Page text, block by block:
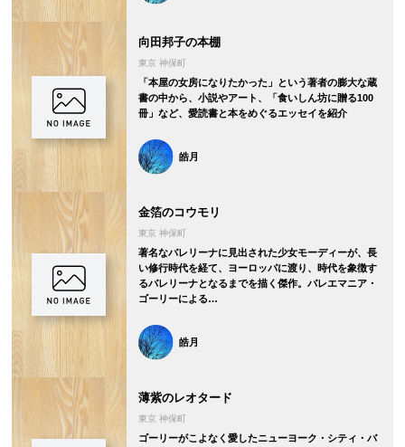
向田邦子の本棚
東京 神保町
「本屋の女房になりたかった」という著者の膨大な蔵
書の中から、小説やアート、「食いしん坊に贈る100
冊」など、愛読書と本をめぐるエッセイを紹介
皓月
金箔のコウモリ
東京 神保町
著名なバレリーナに見出された少女モーディーが、長
い修行時代を経て、ヨーロッパに渡り、時代を象徴す
るバレリーナとなるまでを描く傑作。バレエマニア・
ゴーリーによる…
皓月
薄紫のレオタード
東京 神保町
ゴーリーがこよなく愛したニューヨーク・シティ・バ